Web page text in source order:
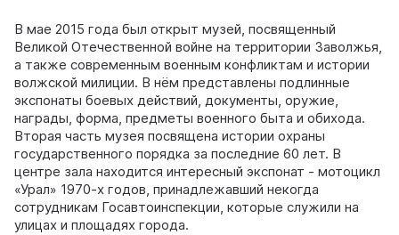
В мае 2015 года был открыт музей, посвященный
Великой Отечественной войне на территории Заволжья,
а также современным военным конфликтам и истории
волжской милиции. В нём представлены подлинные
экспонаты боевых действий, документы, оружие,
награды, форма, предметы военного быта и обихода.
Вторая часть музея посвящена истории охраны
государственного порядка за последние 60 лет. В
центре зала находится интересный экспонат - мотоцикл
«Урал» 1970-х годов, принадлежавший некогда
сотрудникам Госавтоинспекции, которые служили на
улицах и площадях города.